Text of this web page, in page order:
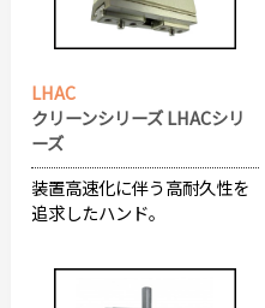
LHAC
クリーンシリーズ LHACシリ
ーズ
装置高速化に伴う高耐久性を
追求したハンド。